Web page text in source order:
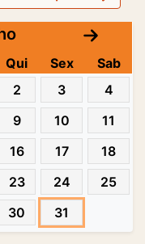
Qui Sex
Sab
2 3
4
9 10
11
16 17
18
23 24
25
30 31